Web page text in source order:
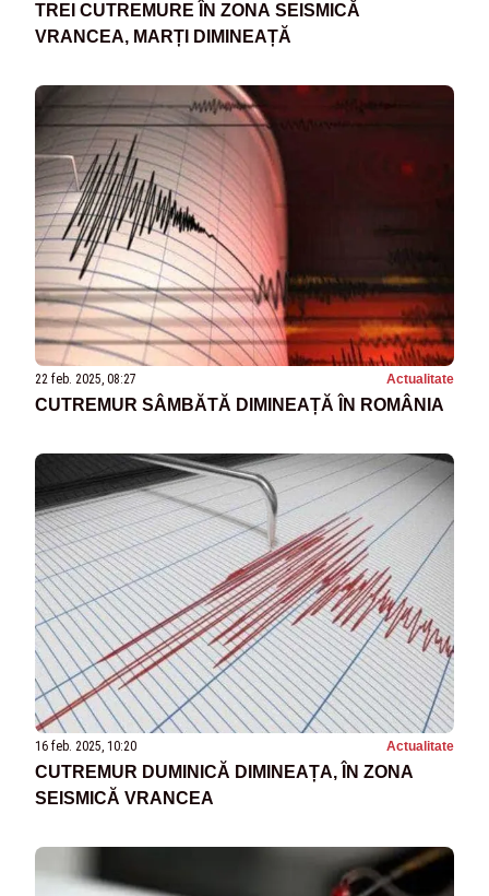
TREI CUTREMURE ÎN ZONA SEISMICĂ
VRANCEA, MARȚI DIMINEAȚĂ
22 feb. 2025, 08:27 Actualitate
CUTREMUR SÂMBĂTĂ DIMINEAȚĂ ÎN ROMÂNIA
16 feb. 2025, 10:20 Actualitate
CUTREMUR DUMINICĂ DIMINEAȚA, ÎN ZONA
SEISMICĂ VRANCEA